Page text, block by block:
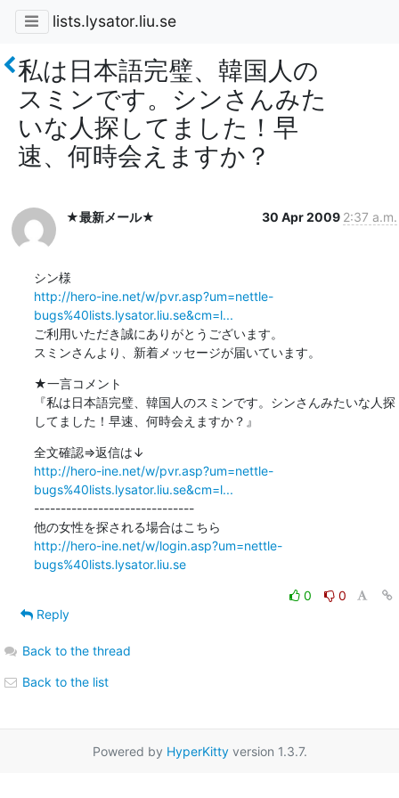
lists.lysator.liu.se
私は日本語完璧、韓国人の
スミンです。シンさんみた
いな人探してました！早
速、何時会えますか？
★最新メール★ 30 Apr 2009 2:37 a.m.
http://hero-ine.net/w/pvr.asp?um=nettle-
bugs%40lists.lysator.liu.se&cm=l...
ご利用いただき誠にありがとうございます。
スミンさんより、新着メッセージが届いています。
★一言コメント
『私は日本語完璧、韓国人のスミンです。シンさんみたいな人探
してました！早速、何時会えますか？』
http://hero-ine.net/w/pvr.asp?um=nettle-
bugs%40lists.lysator.liu.se&cm=l...
------------------------------
http://hero-ine.net/w/login.asp?um=nettle-
bugs%40lists.lysator.liu.se
0
0
Reply
Back to the thread
Back to the list
Powered by HyperKittyversion 1.3.7.